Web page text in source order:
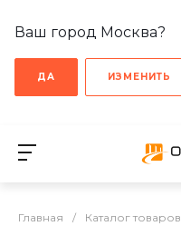
Ваш город Москва?
ДА ИЗМЕНИТЬ
Главная / Каталог товаров